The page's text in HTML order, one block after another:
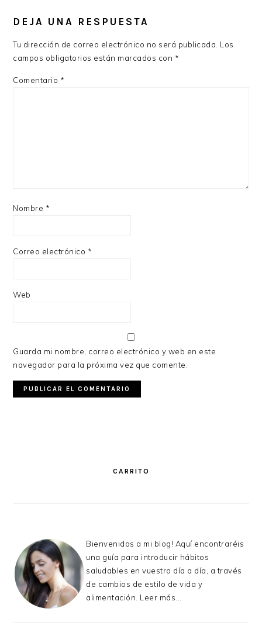
DEJA UNA RESPUESTA
Tu dirección de correo electrónico no será publicada. Los
campos obligatorios están marcados con *
Comentario *
Nombre *
Correo electrónico *
Web
Guarda mi nombre, correo electrónico y web en este
navegador para la próxima vez que comente.
CARRITO
Bienvenidos a mi blog! Aquí encontraréis
una guía para introducir hábitos
saludables en vuestro día a día, a través
de cambios de estilo de vida y
alimentación. Leer más...